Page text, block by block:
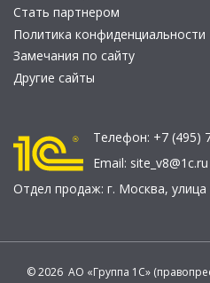
Стать партнером
Политика конфиденциальности
Замечания по сайту
Другие сайты
Телефон: +7 (495)
Email: site_v8@1c.ru
Отдел продаж: г. Москва,
© 2026 АО «Группа 1С»